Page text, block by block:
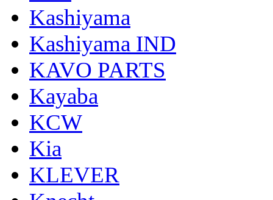
Kashiyama
Kashiyama IND
KAVO PARTS
Kayaba
KCW
Kia
KLEVER